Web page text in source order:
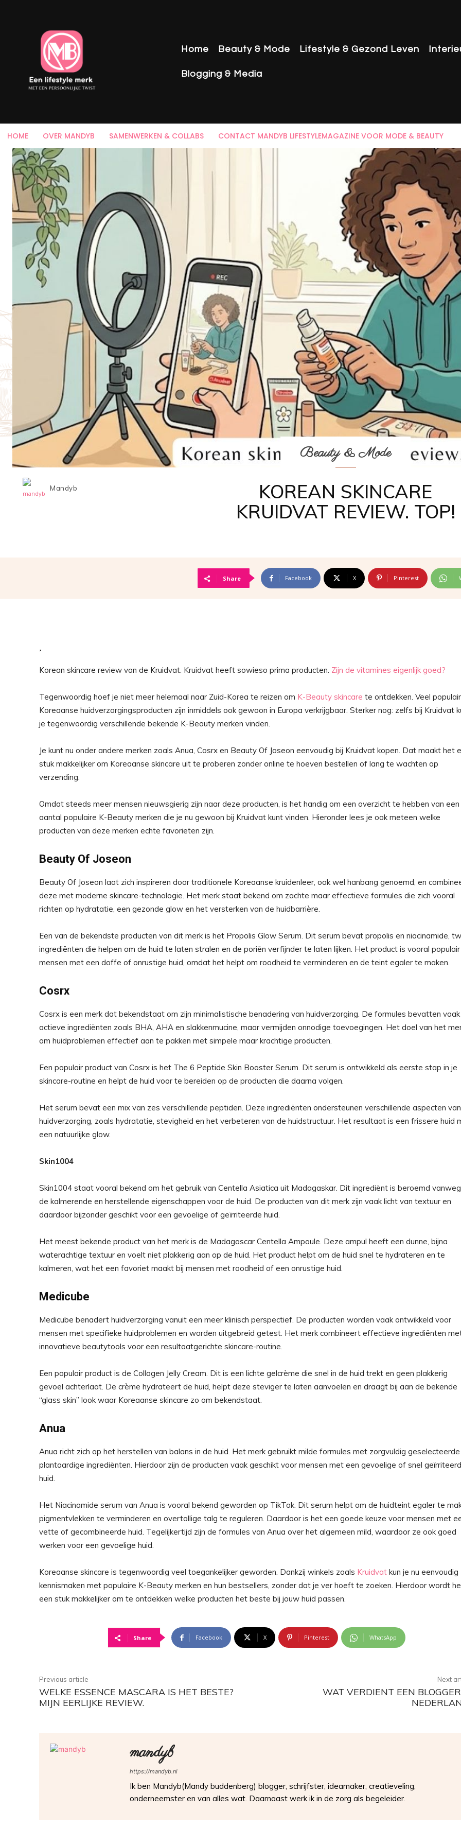
Home Beauty & Mode Lifestyle & Gezond Leven
Blogging & Media
HOME OVER MANDYB SAMENWERKEN & COLLABS CONTACT MANDYB LIFESTYLEMAGAZINE VOOR MODE & BEAUTY
Mandyb
Beauty & Mode
KOREAN SKINCARE
KRUIDVAT REVIEW. TOP!
Share Facebook X Pinterest
Korean skincare review van de Kruidvat. Kruidvat heeft sowieso prima producten. Zijn de vitamines eigenlijk goed?
Tegenwoordig hoef je niet meer helemaal naar Zuid-Korea te reizen om K-Beauty skincare te ontdekken. Veel
Koreaanse huidverzorgingsproducten zijn inmiddels ook gewoon in Europa verkrijgbaar. Sterker nog: zelfs bij Kruidvat
je tegenwoordig verschillende bekende K-Beauty merken vinden.
Je kunt nu onder andere merken zoals Anua, Cosrx en Beauty Of Joseon eenvoudig bij Kruidvat kopen. Dat maakt het
stuk makkelijker om Koreaanse skincare uit te proberen zonder online te hoeven bestellen of lang te wachten op
verzending.
Omdat steeds meer mensen nieuwsgierig zijn naar deze producten, is het handig om een overzicht te hebben van een
aantal populaire K-Beauty merken die je nu gewoon bij Kruidvat kunt vinden. Hieronder lees je ook meteen welke
producten van deze merken echte favorieten zijn.
Beauty Of Joseon
Beauty Of Joseon laat zich inspireren door traditionele Koreaanse kruidenleer, ook wel hanbang genoemd, en
deze met moderne skincare-technologie. Het merk staat bekend om zachte maar effectieve formules die zich vooral
richten op hydratatie, een gezonde glow en het versterken van de huidbarrière.
Een van de bekendste producten van dit merk is het Propolis Glow Serum. Dit serum bevat propolis en niacinamide,
ingrediënten die helpen om de huid te laten stralen en de poriën verfijnder te laten lijken. Het product is vooral
mensen met een doffe of onrustige huid, omdat het helpt om roodheid te verminderen en de teint egaler te maken.
Cosrx
Cosrx is een merk dat bekendstaat om zijn minimalistische benadering van huidverzorging. De formules bevatten vaak
actieve ingrediënten zoals BHA, AHA en slakkenmucine, maar vermijden onnodige toevoegingen. Het doel van het
om huidproblemen effectief aan te pakken met simpele maar krachtige producten.
Een populair product van Cosrx is het The 6 Peptide Skin Booster Serum. Dit serum is ontwikkeld als eerste stap in je
skincare-routine en helpt de huid voor te bereiden op de producten die daarna volgen.
Het serum bevat een mix van zes verschillende peptiden. Deze ingrediënten ondersteunen verschillende aspecten van
huidverzorging, zoals hydratatie, stevigheid en het verbeteren van de huidstructuur. Het resultaat is een frissere huid
een natuurlijke glow.
Skin1004
Skin1004 staat vooral bekend om het gebruik van Centella Asiatica uit Madagaskar. Dit ingrediënt is beroemd
de kalmerende en herstellende eigenschappen voor de huid. De producten van dit merk zijn vaak licht van textuur en
daardoor bijzonder geschikt voor een gevoelige of geïrriteerde huid.
Het meest bekende product van het merk is de Madagascar Centella Ampoule. Deze ampul heeft een dunne, bijna
waterachtige textuur en voelt niet plakkerig aan op de huid. Het product helpt om de huid snel te hydrateren en te
kalmeren, wat het een favoriet maakt bij mensen met roodheid of een onrustige huid.
Medicube
Medicube benadert huidverzorging vanuit een meer klinisch perspectief. De producten worden vaak ontwikkeld voor
mensen met specifieke huidproblemen en worden uitgebreid getest. Het merk combineert effectieve ingrediënten
innovatieve beautytools voor een resultaatgerichte skincare-routine.
Een populair product is de Collagen Jelly Cream. Dit is een lichte gelcrème die snel in de huid trekt en geen plakkerig
gevoel achterlaat. De crème hydrateert de huid, helpt deze steviger te laten aanvoelen en draagt bij aan de bekende
“glass skin” look waar Koreaanse skincare zo om bekendstaat.
Anua
Anua richt zich op het herstellen van balans in de huid. Het merk gebruikt milde formules met zorgvuldig geselecteerde
plantaardige ingrediënten. Hierdoor zijn de producten vaak geschikt voor mensen met een gevoelige of snel
huid.
Het Niacinamide serum van Anua is vooral bekend geworden op TikTok. Dit serum helpt om de huidteint egaler te
pigmentvlekken te verminderen en overtollige talg te reguleren. Daardoor is het een goede keuze voor mensen met
vette of gecombineerde huid. Tegelijkertijd zijn de formules van Anua over het algemeen mild, waardoor ze ook goed
werken voor een gevoelige huid.
Koreaanse skincare is tegenwoordig veel toegankelijker geworden. Dankzij winkels zoals Kruidvat kun je nu eenvoudig
kennismaken met populaire K-Beauty merken en hun bestsellers, zonder dat je ver hoeft te zoeken. Hierdoor wordt
een stuk makkelijker om te ontdekken welke producten het beste bij jouw huid passen.
Share Facebook X Pinterest WhatsApp
Previous article
WELKE ESSENCE MASCARA IS HET BESTE?
MIJN EERLIJKE REVIEW.
Next
WAT VERDIENT EEN
mandyb
https://mandyb.nl
Ik ben Mandyb(Mandy buddenberg) blogger, schrijfster, ideamaker, creatieveling,
onderneemster en van alles wat. Daarnaast werk ik in de zorg als begeleider.